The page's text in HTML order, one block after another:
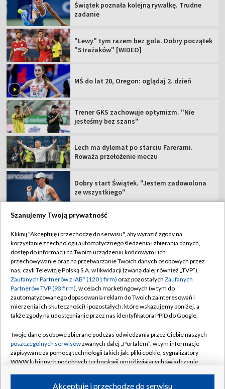
Świątek poznała kolejną rywalkę. Trudne
zadanie
"Lewy" tym razem bez gola. Dobry początek
"Strażaków" [WIDEO]
MŚ do lat 20, Oregon: oglądaj 2. dzień
Trener GKS zachowuje optymizm. "Nie
jesteśmy bez szans"
Lech ma dylemat po starciu Farerami.
Roważa przełożenie meczu
Dobry start Świątek. "Jestem zadowolona
ze wszystkiego"
TVP
Abonament TVP
Sklep TVP
Biuro Reklamy
Oferta Handlowa
Emisja w TVP
Rada Programowa
Ogłoszenia przetargowe
Regulamin TVP
Polityka prywatności
Moje zgody
Biuro reklamy
Kanały
©2026 Telewizja Polska Spółka Akcyjna w likwidacji
Szanujemy Twoją prywatność
Kliknij "Akceptuję i przechodzę do serwisu", aby wyrazić zgody na
korzystanie z technologii automatycznego śledzenia i zbierania danych,
dostęp do informacji na Twoim urządzeniu końcowym i ich
przechowywanie oraz na przetwarzanie Twoich danych osobowych przez
nas, czyli Telewizję Polską S.A. w likwidacji (zwaną dalej również „TVP”),
Zaufanych Partnerów z IAB* (1201 firm) oraz pozostałych Zaufanych
Partnerów TVP (93 firm), w celach marketingowych (w tym do
zautomatyzowanego dopasowania reklam do Twoich zainteresowań i
mierzenia ich skuteczności) i pozostałych, które wskazujemy poniżej, a
także zgody na udostępnianie przez nas identyfikatora PPID do Google.
Twoje dane osobowe zbierane podczas odwiedzania przez Ciebie naszych
poszczególnych serwisówzwanych dalej „Portalem”, w tym informacje
zapisywane za pomocą technologii takich jak: pliki cookie, sygnalizatory
WWW lub innych podobnych technologii umożliwiających świadczenie
Akceptuję i przechodzę do serwisu